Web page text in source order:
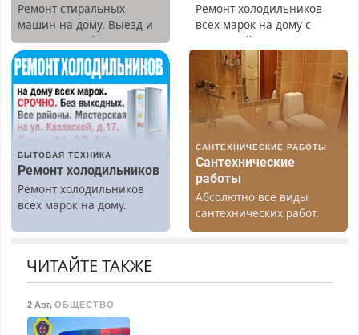
Ремонт стиральных
машин на дому. Выезд и
диагностика бесплатно.
Предусмотрены скидки.
Ремонт холодильников
всех марок на дому с
гарантией. Замена
резины. Качественно.
Недорого. Без выходных.
Все районы. Скидка.
Вызов бесплатный.
БЫТОВАЯ ТЕХНИКА
Ремонт холодильников
Ремонт холодильников
всех марок на дому.
САНТЕХНИЧЕСКИЕ РАБОТЫ
Сантехнические
работы
Абсолютно все виды
сантехнических работ.
Быстро. Качественно.
ЧИТАЙТЕ ТАКЖЕ
2 Авг, ОБЩЕСТВО